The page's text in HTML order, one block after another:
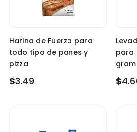
Harina de Fuerza para
todo tipo de panes y
pizza
$3.49
para
$